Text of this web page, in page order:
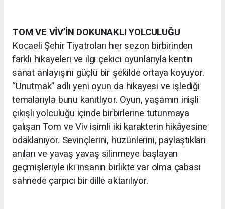
TOM VE VİV’İN DOKUNAKLI YOLCULUĞU
Kocaeli Şehir Tiyatroları her sezon birbirinden
farklı hikayeleri ve ilgi çekici oyunlarıyla kentin
sanat anlayışını güçlü bir şekilde ortaya koyuyor.
“Unutmak” adlı yeni oyun da hikayesi ve işlediği
temalarıyla bunu kanıtlıyor. Oyun, yaşamın inişli
çıkışlı yolculuğu içinde birbirlerine tutunmaya
çalışan Tom ve Viv isimli iki karakterin hikâyesine
odaklanıyor. Sevinçlerini, hüzünlerini, paylaştıkları
anıları ve yavaş yavaş silinmeye başlayan
geçmişleriyle iki insanın birlikte var olma çabası
sahnede çarpıcı bir dille aktarılıyor.